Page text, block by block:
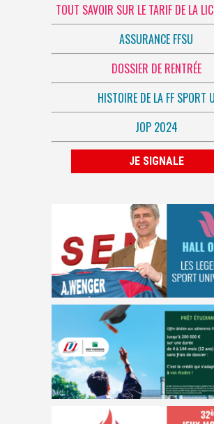
TOUT SAVOIR SUR LE TARIF DE LA
ASSURANCE FFSU
DOSSIER DE RENTRÉE
HISTOIRE DE LA FF SPORT U
JOP 2024
JE SIGNALE